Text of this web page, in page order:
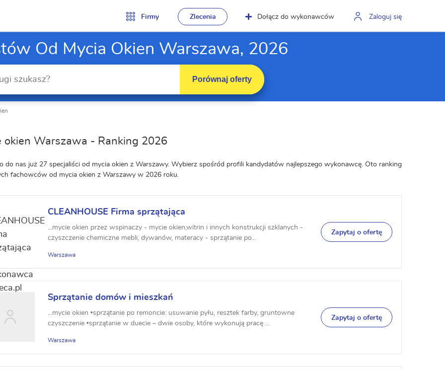
Firmy Zlecenia Dołącz do wykonawców Zaloguj się
Od Mycia Okien Warszawa, 2026
Porównaj oferty
okien Warszawa - Ranking 2026
do nas już 27 specjaliści od mycia okien z Warszawy. Wybierz spośród profili kandydatów najlepszego wykonawcę. Oto ranking
fachowców od mycia okien z Warszawy w 2026 roku.
CLEANHOUSE Firma sprzątająca
...mycie okien przez wspinaczy - mycie okien,witrin i innych konstrukcji szklanych -
czyszczenie chemiczne mebli, dywanów, materacy - sprzątanie po...
Warszawa
Zapytaj o ofertę
Sprzątanie domów i mieszkań
...mycie okien •sprzątanie po remoncie: usuwanie pyłu, resztek farby, gruntowne
czyszczenie •sprzątanie w duecie – dwie osoby, które wykonują pracę ...
Warszawa
Zapytaj o ofertę